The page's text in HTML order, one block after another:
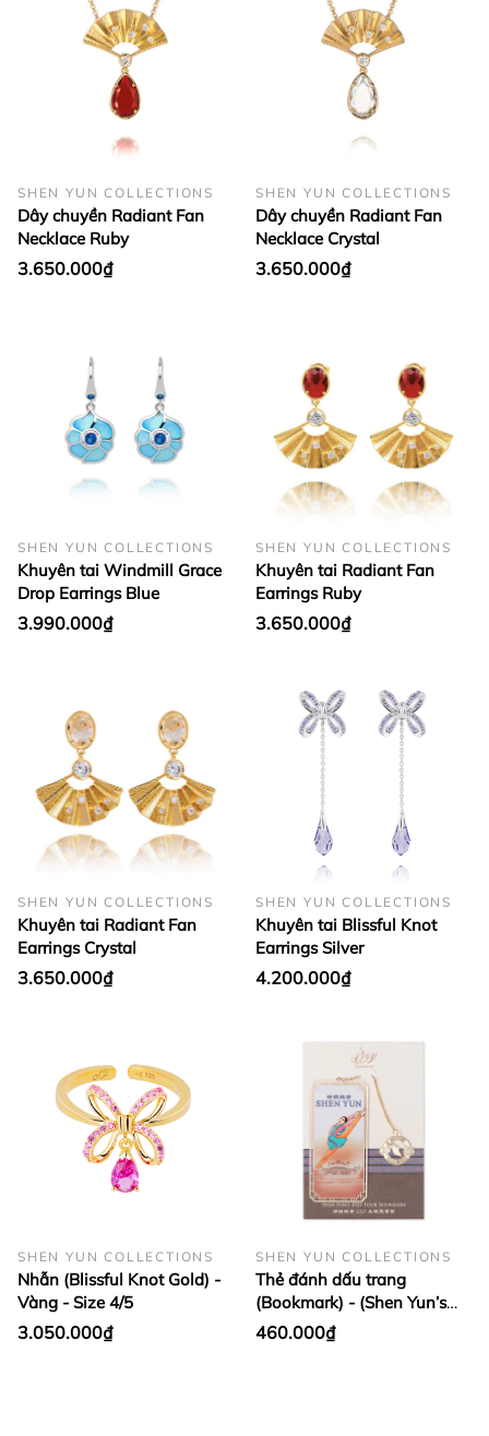
SHEN YUN COLLECTIONS
Dây chuyền Radiant Fan
Necklace Ruby
3.650.000₫
SHEN YUN COLLECTIONS
Dây chuyền Radiant Fan
Necklace Crystal
3.650.000₫
SHEN YUN COLLECTIONS
Khuyên tai Windmill Grace
Drop Earrings Blue
3.990.000₫
SHEN YUN COLLECTIONS
Khuyên tai Radiant Fan
Earrings Ruby
3.650.000₫
SHEN YUN COLLECTIONS
Khuyên tai Radiant Fan
Earrings Crystal
3.650.000₫
SHEN YUN COLLECTIONS
Khuyên tai Blissful Knot
Earrings Silver
4.200.000₫
SHEN YUN COLLECTIONS
Nhẫn (Blissful Knot Gold) -
Vàng - Size 4/5
3.050.000₫
SHEN YUN COLLECTIONS
Thẻ đánh dấu trang
(Bookmark) - (Shen Yun’s
2025 Poster)
460.000₫